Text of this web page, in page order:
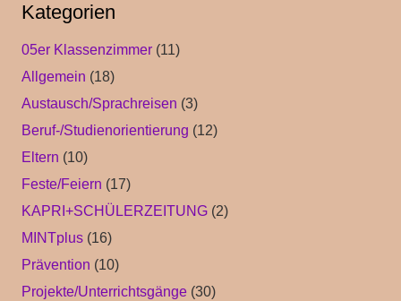
Kategorien
05er Klassenzimmer (11)
Allgemein (18)
Austausch/Sprachreisen (3)
Beruf-/Studienorientierung (12)
Eltern (10)
Feste/Feiern (17)
KAPRI+SCHÜLERZEITUNG (2)
MINTplus (16)
Prävention (10)
Projekte/Unterrichtsgänge (30)